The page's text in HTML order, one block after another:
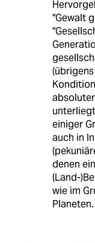
"Gewalt
einiger
auch in
denen
(Land-
wie im
Planeten.